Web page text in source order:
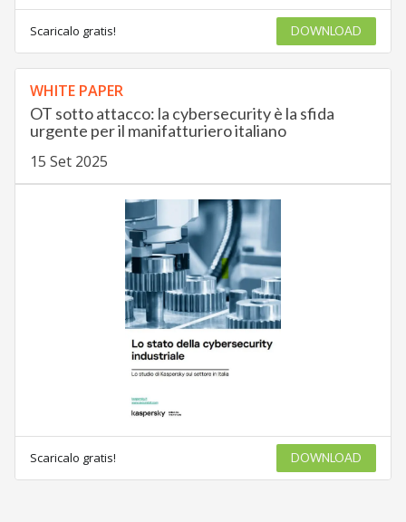
Scaricalo gratis! DOWNLOAD
WHITE PAPER
OT sotto attacco: la cybersecurity è la sfida
urgente per il manifatturiero italiano
15 Set 2025
Scaricalo gratis! DOWNLOAD